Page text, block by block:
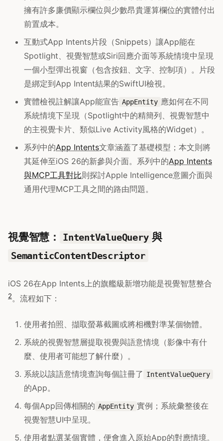
擁有許多廉價顯示欄位與少數昂貴運算欄位的實體付出
前置成本。
互動式App Intents片段（Snippets）讓App能在
Spotlight、視覺智慧或Siri回應介面等系統情境中呈現
一個小型彈出視窗（包含按鈕、文字、控制項）。片段
是綁定到App Intent結果的SwiftUI檢視。
實體檢視註解讓App能宣告 AppEntity 應如何在不同
系統情境下呈現（Spotlight中的精簡列、視覺智慧中
的主視覺卡片、類似Live Activity風格的Widget）。
系列中的App Intents文章涵蓋了基礎模型；本文則將
其延伸至iOS 26的新參與介面。系列中的App Intents
與MCP工具對比則探討Apple Intelligence意圖介面與
通用代理MCP工具之間的路由問題。
視覺智慧： IntentValueQuery 與
SemanticContentDescriptor
iOS 26在App Intents上的旗艦級新增功能是視覺智慧整合
2。流程如下：
使用者拍照、擷取螢幕截圖或將相機對準某個物體。
系統的視覺智慧層提取視覺與語意情境（影像中有什
麼、使用者可能想了解什麼）。
系統以該語意情境查詢每個註冊了 IntentValueQuery
的App。
每個App回傳相關的 AppEntity 實例；系統彙整後在
視覺智慧UI中呈現。
使用者點選某個實體，便會進入原始App的對應情境。